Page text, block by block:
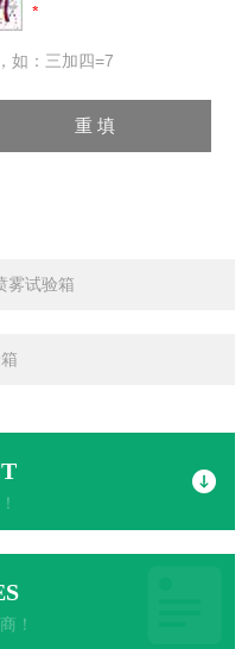
如：三加四=7
雾试验箱
！